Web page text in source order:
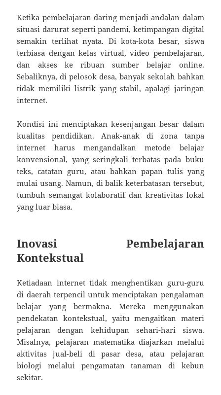
Ketika pembelajaran daring menjadi andalan dalam
situasi darurat seperti pandemi, ketimpangan digital
semakin terlihat nyata. Di kota-kota besar, siswa
terbiasa dengan kelas virtual, video pembelajaran,
dan akses ke ribuan sumber belajar online.
Sebaliknya, di pelosok desa, banyak sekolah bahkan
tidak memiliki listrik yang stabil, apalagi jaringan
internet.
Kondisi ini menciptakan kesenjangan besar dalam
kualitas pendidikan. Anak-anak di zona tanpa
internet harus mengandalkan metode belajar
konvensional, yang seringkali terbatas pada buku
teks, catatan guru, atau bahkan papan tulis yang
mulai usang. Namun, di balik keterbatasan tersebut,
tumbuh semangat kolaboratif dan kreativitas lokal
yang luar biasa.
Inovasi Pembelajaran
Kontekstual
Ketiadaan internet tidak menghentikan guru-guru
di daerah terpencil untuk menciptakan pengalaman
belajar yang bermakna. Mereka menggunakan
pendekatan kontekstual, yaitu mengaitkan materi
pelajaran dengan kehidupan sehari-hari siswa.
Misalnya, pelajaran matematika diajarkan melalui
aktivitas jual-beli di pasar desa, atau pelajaran
biologi melalui pengamatan tanaman di kebun
sekitar.